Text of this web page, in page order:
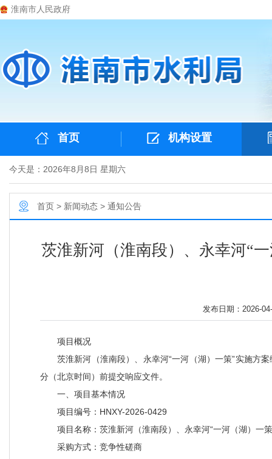
淮南市人民政府
首页 机构设置
今天是：2026年8月8日 星期六
首页 > 新闻动态 > 通知公告
茨淮新河（淮南段）、永幸河“
发布日期：2026-
项目概况
茨淮新河（淮南段）、永幸河“一河（湖）一策”实施方
分（北京时间）前提交响应文件。
一、项目基本情况
项目编号：HNXY-2026-0429
项目名称：茨淮新河（淮南段）、永幸河“一河（湖）一
采购方式：竞争性磋商